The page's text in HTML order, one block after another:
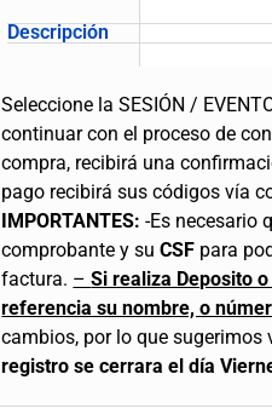
Descripción
Seleccione la SESIÓN /
continuar con el proceso de
compra, recibirá una
pago recibirá sus códigos vía
IMPORTANTES: -Es necesario
comprobante y suCSF para
factura. –Si realiza Deposito
referencia su nombre, o
cambios, por lo que
registro se cerrara el día